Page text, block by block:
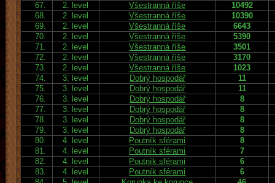
67.
2. level Všestranná říše
10492
68.
2. level Všestranná říše
10390
69.
2. level Všestranná říše
6643
70.
2. level Všestranná říše
5390
71.
2. level Všestranná říše
3501
72.
2. level Všestranná říše
3170
73.
2. level Všestranná říše
1023
74.
3. level Dobrý hospodář
11
75.
3. level Dobrý hospodář
11
76.
3. level Dobrý hospodář
8
77.
3. level Dobrý hospodář
8
78.
3. level Dobrý hospodář
8
79.
3. level Dobrý hospodář
8
80.
4. level Poutník sférami
8
81.
4. level Poutník sférami
7
82.
4. level Poutník sférami
6
83.
4. level Poutník sférami
6